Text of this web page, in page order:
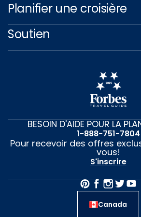
Planifier une croisière
Soutien
BESOIN D'AIDE POUR LA
1-888-751-7804
Pour recevoir des offres
vous!
S'inscrire
Canada